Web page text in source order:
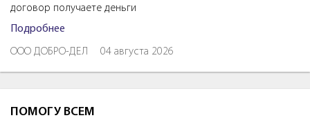
договор получаете деньги
Подробнее
ООО ДОБРО-ДЕЛ 04 августа 2026
ПОМОГУ ВСЕМ